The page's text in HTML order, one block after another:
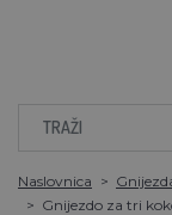
Naslovnica
Gnijezdo za tri